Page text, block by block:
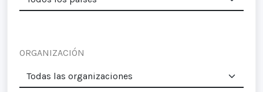
ORGANIZACIÓN